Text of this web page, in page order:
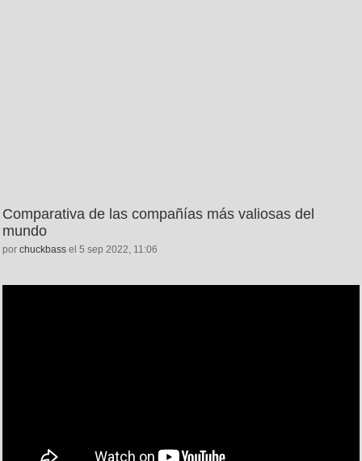
Comparativa de las compañías más valiosas del
mundo
por chuckbass el 5 sep 2022, 11:06